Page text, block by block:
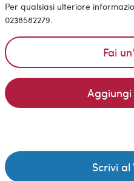
Per qualsiasi ulteriore
0238582279.
Fai
Scrivi al